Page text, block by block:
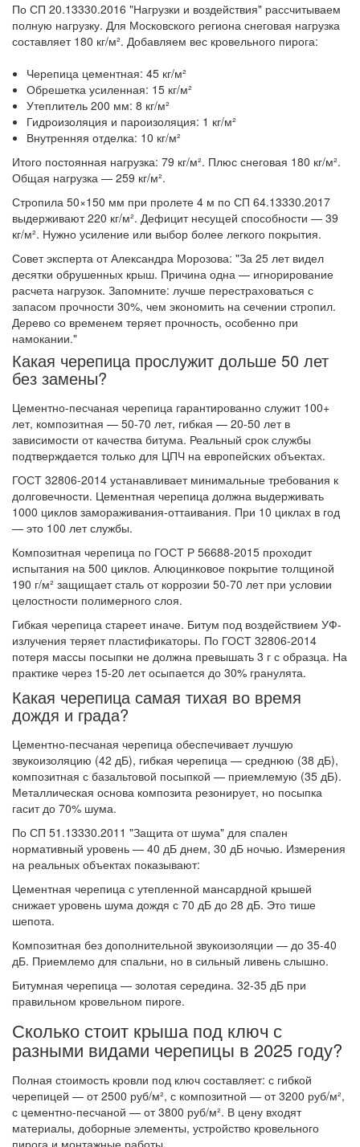
По СП 20.13330.2016 "Нагрузки и воздействия" рассчитываем
полную нагрузку. Для Московского региона снеговая нагрузка
составляет 180 кг/м². Добавляем вес кровельного пирога:
Черепица цементная: 45 кг/м²
Обрешетка усиленная: 15 кг/м²
Утеплитель 200 мм: 8 кг/м²
Гидроизоляция и пароизоляция: 1 кг/м²
Внутренняя отделка: 10 кг/м²
Итого постоянная нагрузка: 79 кг/м². Плюс снеговая 180 кг/м².
Общая нагрузка — 259 кг/м².
Стропила 50×150 мм при пролете 4 м по СП 64.13330.2017
выдерживают 220 кг/м². Дефицит несущей способности — 39
кг/м². Нужно усиление или выбор более легкого покрытия.
Совет эксперта от Александра Морозова: "За 25 лет видел
десятки обрушенных крыш. Причина одна — игнорирование
расчета нагрузок. Запомните: лучше перестраховаться с
запасом прочности 30%, чем экономить на сечении стропил.
Дерево со временем теряет прочность, особенно при
намокании."
Какая черепица прослужит дольше 50 лет
без замены?
Цементно-песчаная черепица гарантированно служит 100+
лет, композитная — 50-70 лет, гибкая — 20-50 лет в
зависимости от качества битума. Реальный срок службы
подтверждается только для ЦПЧ на европейских объектах.
ГОСТ 32806-2014 устанавливает минимальные требования к
долговечности. Цементная черепица должна выдерживать
1000 циклов замораживания-оттаивания. При 10 циклах в год
— это 100 лет службы.
Композитная черепица по ГОСТ Р 56688-2015 проходит
испытания на 500 циклов. Алюцинковое покрытие толщиной
190 г/м² защищает сталь от коррозии 50-70 лет при условии
целостности полимерного слоя.
Гибкая черепица стареет иначе. Битум под воздействием УФ-
излучения теряет пластификаторы. По ГОСТ 32806-2014
потеря массы посыпки не должна превышать 3 г с образца. На
практике через 15-20 лет осыпается до 30% гранулята.
Какая черепица самая тихая во время
дождя и града?
Цементно-песчаная черепица обеспечивает лучшую
звукоизоляцию (42 дБ), гибкая черепица — среднюю (38 дБ),
композитная с базальтовой посыпкой — приемлемую (35 дБ).
Металлическая основа композита резонирует, но посыпка
гасит до 70% шума.
По СП 51.13330.2011 "Защита от шума" для спален
нормативный уровень — 40 дБ днем, 30 дБ ночью. Измерения
на реальных объектах показывают:
Цементная черепица с утепленной мансардной крышей
снижает уровень шума дождя с 70 дБ до 28 дБ. Это тише
шепота.
Композитная без дополнительной звукоизоляции — до 35-40
дБ. Приемлемо для спальни, но в сильный ливень слышно.
Битумная черепица — золотая середина. 32-35 дБ при
правильном кровельном пироге.
Сколько стоит крыша под ключ с
разными видами черепицы в 2025 году?
Полная стоимость кровли под ключ составляет: с гибкой
черепицей — от 2500 руб/м², с композитной — от 3200 руб/м²,
с цементно-песчаной — от 3800 руб/м². В цену входят
материалы, доборные элементы, устройство кровельного